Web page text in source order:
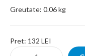
Greutate: 0.06 kg
Pret: 132 LEI